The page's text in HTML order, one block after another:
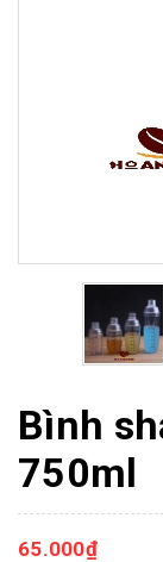
Bình
750ml
65.000₫